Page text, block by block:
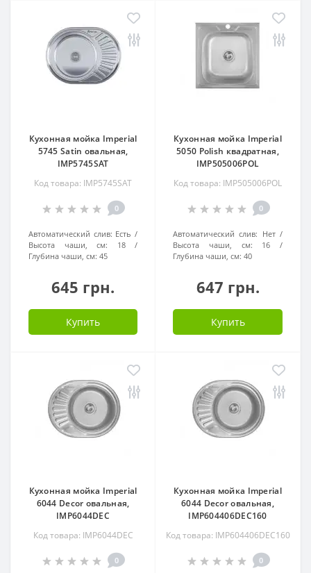
Кухонная мойка Imperial
5745 Satin овальная,
IMP5745SAT
Код товара: IMP5745SAT
0
Автоматический слив: Есть
Высота чаши, см:
18
Глубина чаши, см: 45
645 грн.
Купить
Кухонная мойка Imperial
5050 Polish квадратная,
IMP505006POL
Код товара: IMP505006POL
0
Автоматический слив: Нет
Высота чаши, см:
16
Глубина чаши, см: 40
647 грн.
Купить
Кухонная мойка Imperial
6044 Decor овальная,
IMP6044DEC
Код товара: IMP6044DEC
0
Кухонная мойка Imperial
6044 Decor овальная,
IMP604406DEC160
Код товара: IMP604406DEC160
0